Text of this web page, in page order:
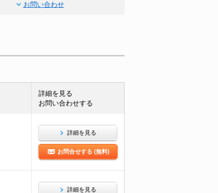
お問い合わせ
詳細を見る
お問い合わせする
詳細を見る
お問合せする (無料)
詳細を見る